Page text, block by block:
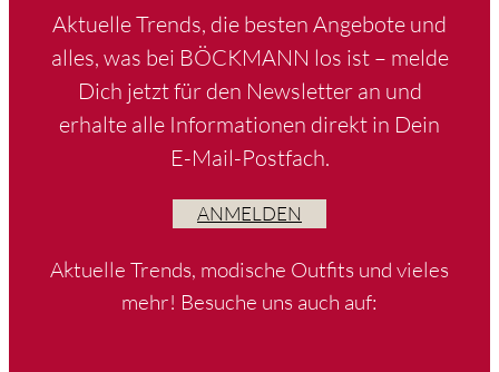
Aktuelle Trends, die besten Angebote und
alles, was bei BÖCKMANN los ist – melde
Dich jetzt für den Newsletter an und
erhalte alle Informationen direkt in Dein
E-Mail-Postfach.
ANMELDEN
Aktuelle Trends, modische Outfits und vieles
mehr! Besuche uns auch auf: